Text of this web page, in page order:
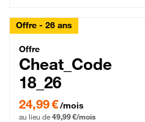
Offre - 26 ans
Cheat_Code
Offre
Cheat_Code
18_26
24,99 € par mois pendant 0 mois puis
24,99 €/mois
au lieu de 49,99 €/mois